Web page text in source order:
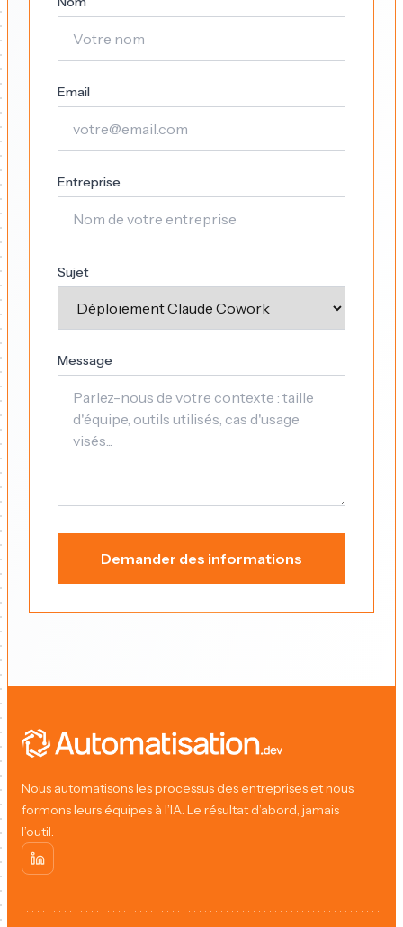
Email
Entreprise
Sujet
Message
Demander des informations
Nous automatisons les processus des entreprises et nous
formons leurs équipes à l’IA. Le résultat d’abord, jamais
l’outil.